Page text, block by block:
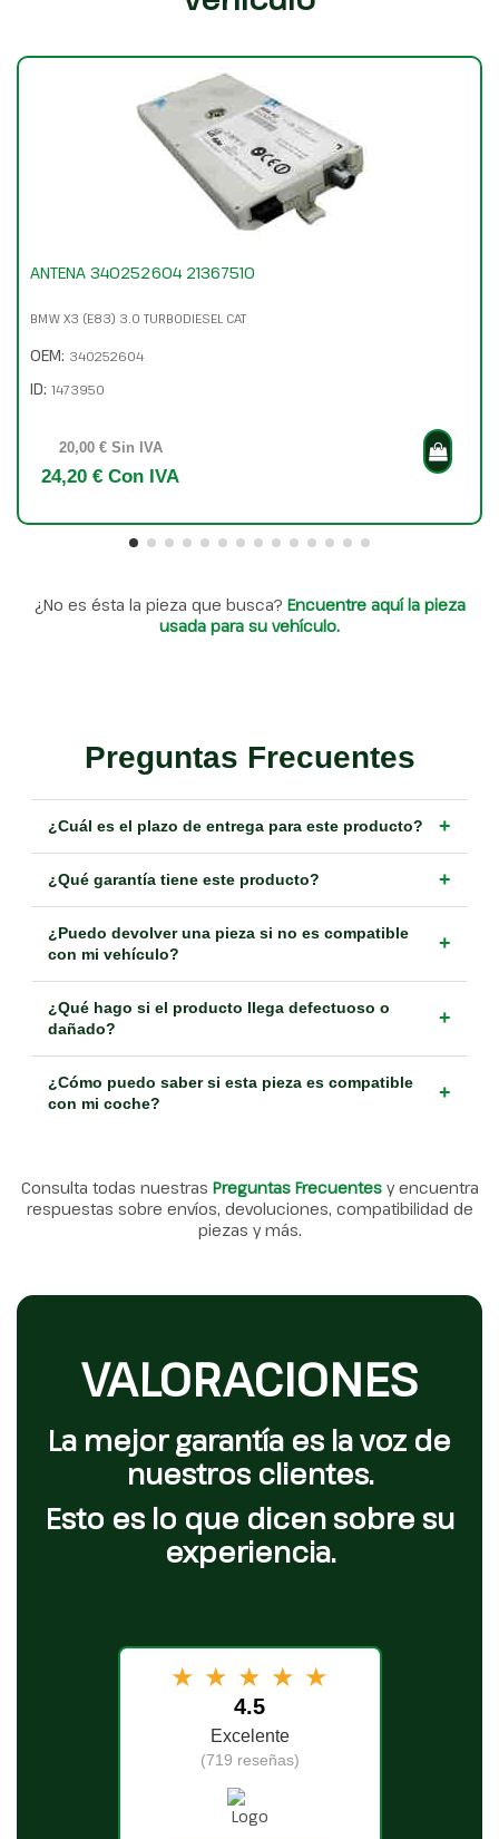
ANTENA 340252604 21367510
BMW X3 (E83) 3.0 TURBODIESEL CAT
OEM: 340252604
ID: 1473950
20,00 € Sin IVA
24,20 € Con IVA
¿No es ésta la pieza que busca? Encuentre aquí la pieza
usada para su vehículo.
Preguntas Frecuentes
¿Cuál es el plazo de entrega para este producto? +
¿Qué garantía tiene este producto? +
¿Puedo devolver una pieza si no es compatible
con mi vehículo?
+
¿Qué hago si el producto llega defectuoso o
dañado?
+
¿Cómo puedo saber si esta pieza es compatible
con mi coche?
+
Consulta todas nuestras Preguntas Frecuentes y encuentra
respuestas sobre envíos, devoluciones, compatibilidad de
piezas y más.
VALORACIONES
La mejor garantía es la voz de
nuestros clientes.
Esto es lo que dicen sobre su
experiencia.
★ ★ ★ ★ ★
4.5
Excelente
(719 reseñas)